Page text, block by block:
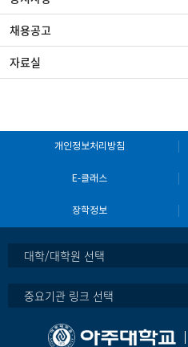
채용공고
자료실
개인정보처리방침
E-클래스
장학정보
대학/대학원 선택
중요기관 링크 선택